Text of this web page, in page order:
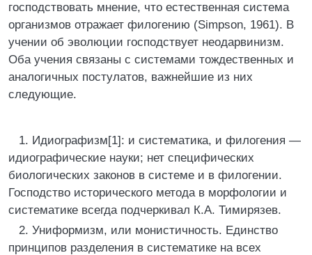
господствовать мнение, что естественная система
организмов отражает филогению (Simpson, 1961). В
учении об эволюции господствует неодарвинизм.
Оба учения связаны с системами тождественных и
аналогичных постулатов, важнейшие из них
следующие.
1. Идиографизм[1]: и систематика, и филогения —
идиографические науки; нет специфических
биологических законов в системе и в филогении.
Господство исторического метода в морфологии и
систематике всегда подчеркивал К.А. Тимирязев.
2. Униформизм, или монистичность. Единство
принципов разделения в систематике на всех